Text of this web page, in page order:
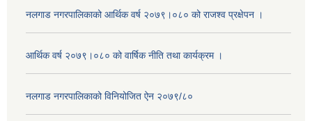
नलगाड नगरपालिकाको आर्थिक वर्ष २०७९।०८० को राजश्व प्रक्षेपन ।
आर्थिक वर्ष २०७९।०८० को वार्षिक नीति तथा कार्यक्रम ।
नलगाड नगरपालिकाको विनियोजित ऐन २०७९/८०